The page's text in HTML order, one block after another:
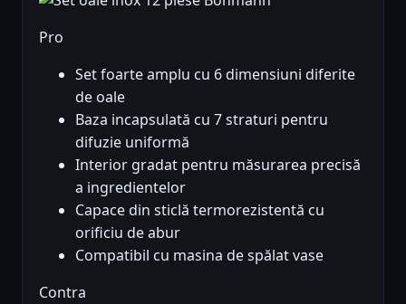
Pro
Set foarte amplu cu 6 dimensiuni diferite
de oale
Baza incapsulată cu 7 straturi pentru
difuzie uniformă
Interior gradat pentru măsurarea precisă
a ingredientelor
Capace din sticlă termorezistentă cu
orificiu de abur
Compatibil cu masina de spălat vase
Contra